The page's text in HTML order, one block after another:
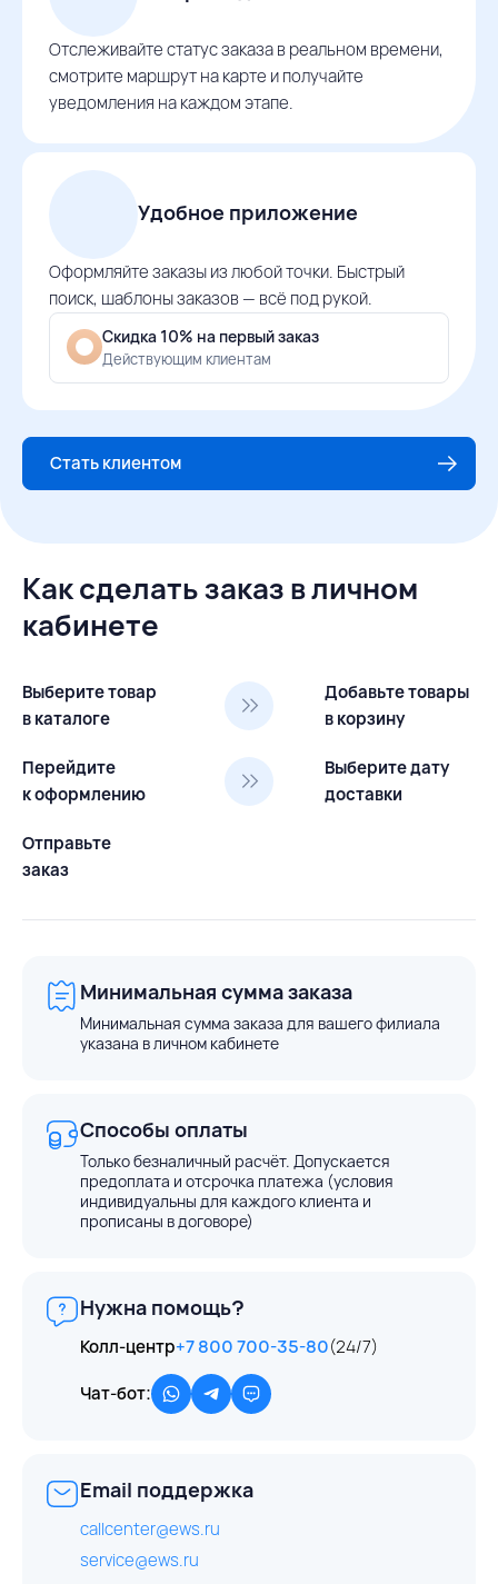
Отслеживайте статус заказа в реальном времени,
смотрите маршрут на карте и получайте
уведомления на каждом этапе.
Удобное приложение
Оформляйте заказы из любой точки. Быстрый
поиск, шаблоны заказов — всё под рукой.
Скидка 10% на первый заказ
Действующим клиентам
Стать клиентом
Как сделать заказ в личном
кабинете
Выберите товар
в каталоге
Добавьте товары
в корзину
Перейдите
к оформлению
Выберите дату
доставки
Отправьте
заказ
Минимальная сумма заказа
Минимальная сумма заказа для вашего филиала
указана в личном кабинете
Способы оплаты
Только безналичный расчёт. Допускается
предоплата и отсрочка платежа (условия
индивидуальны для каждого клиента и
прописаны в договоре)
Нужна помощь?
Колл-центр+7 800 700-35-80(24/7)
Чат-бот:
Email поддержка
callcenter@ews.ru
service@ews.ru